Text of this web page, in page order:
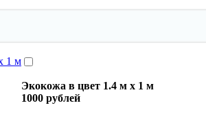
Экокожа в цвет 1.4 м х 1 м
1000 рублей